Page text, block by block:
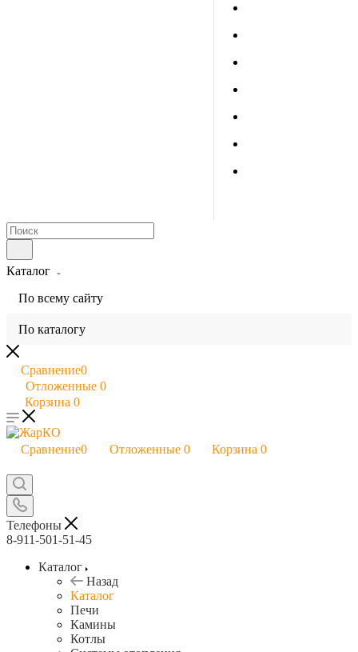
Каталог
По всему сайту
По каталогу
Сравнение0
Отложенные 0
Корзина 0
Сравнение0 Отложенные 0 Корзина 0
Телефоны
8-911-501-51-45
Каталог
Назад
Каталог
Печи
Камины
Котлы